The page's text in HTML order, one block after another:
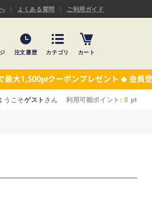
よくある質問 ご利用ガイド
注文履歴 カテゴリ
ネシオロジーテープ
カート
うこそゲスト さん 利用可能ポイント:0 pt
機材消耗品
ング
ッド・マクラ
レ】機器付属品